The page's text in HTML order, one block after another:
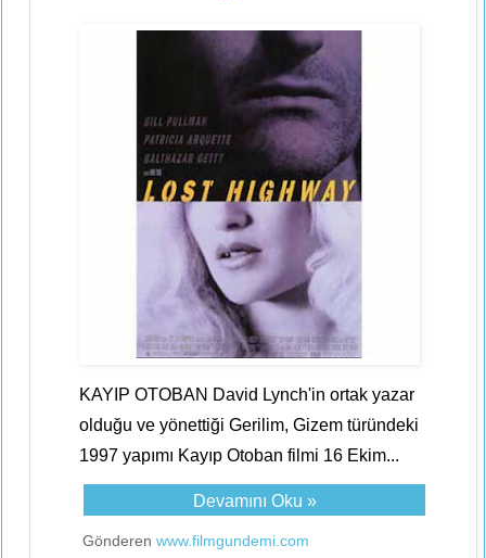
KAYIP OTOBAN David Lynch'in ortak yazar
olduğu ve yönettiği Gerilim, Gizem türündeki
1997 yapımı Kayıp Otoban filmi 16 Ekim...
Devamını Oku »
Gönderen www.filmgundemi.com